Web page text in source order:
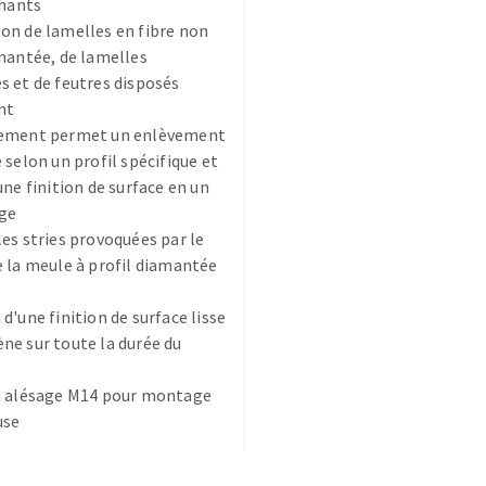
DE SURFACE
de lamelles en fibre non
de lamelles
et de feutres disposés
permet un enlèvement
selon un profil spécifique et
finition de surface en un
stries provoquées par le
la meule à profil diamantée
finition de surface lisse
sur toute la durée du
alésage M14 pour montage